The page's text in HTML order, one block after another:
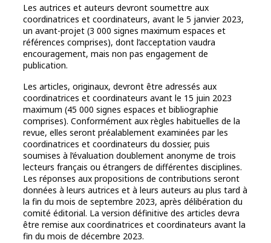
Les autrices et auteurs devront soumettre aux
coordinatrices et coordinateurs, avant le 5 janvier 2023,
un avant-projet (3 000 signes maximum espaces et
références comprises), dont l’acceptation vaudra
encouragement, mais non pas engagement de
publication.
Les articles, originaux, devront être adressés aux
coordinatrices et coordinateurs avant le 15 juin 2023
maximum (45 000 signes espaces et bibliographie
comprises). Conformément aux règles habituelles de la
revue, elles seront préalablement examinées par les
coordinatrices et coordinateurs du dossier, puis
soumises à l’évaluation doublement anonyme de trois
lecteurs français ou étrangers de différentes disciplines.
Les réponses aux propositions de contributions seront
données à leurs autrices et à leurs auteurs au plus tard à
la fin du mois de septembre 2023, après délibération du
comité éditorial. La version définitive des articles devra
être remise aux coordinatrices et coordinateurs avant la
fin du mois de décembre 2023.